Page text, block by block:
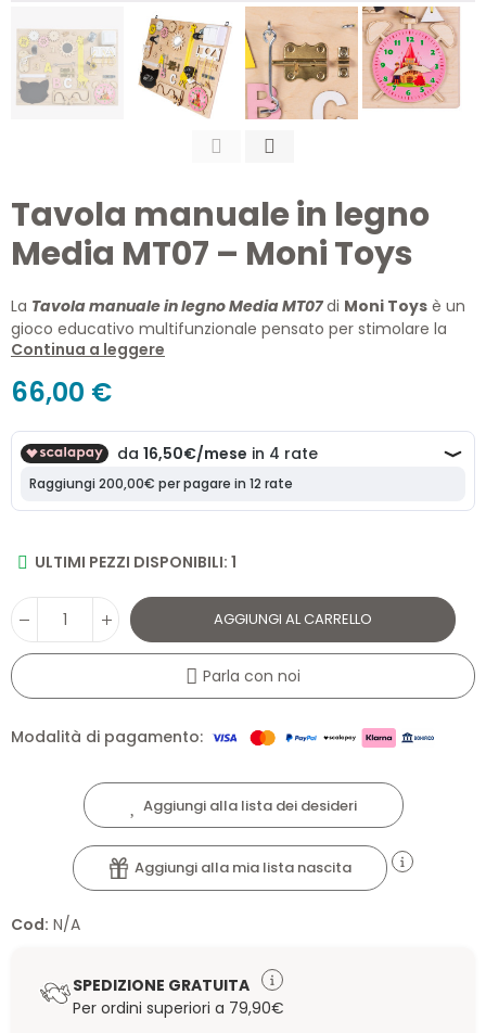
Tavola manuale in legno
Media MT07 – Moni Toys
La Tavola manuale in legno Media MT07di Moni Toys è un
gioco educativo multifunzionale pensato per stimolare la
curiosità e la motricità fine dei bambini. Realizzata in legno di
ingranaggi, chiusure, interruttori e molto altro, offrendo
Perfetta per bambini dai 3 anni in su.
Continua a leggere
66,00 €
ULTIMI PEZZI DISPONIBILI: 1
AGGIUNGI AL CARRELLO
Parla con noi
Modalità di pagamento:
Aggiungi alla lista dei desideri
Aggiungi alla mia lista nascita
Cod: N/A
SPEDIZIONE GRATUITA
Per ordini superiori a 79,90€